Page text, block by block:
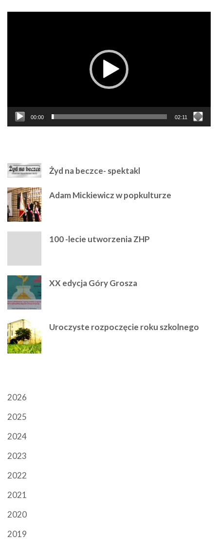
00:00 02:11
Żyd na beczce- spektakl
Adam Mickiewicz w popkulturze
100 -lecie utworzenia ZHP
XX edycja Góry Grosza
Uroczyste rozpoczęcie roku szkolnego
2026
2025
2024
2023
2022
2021
2020
2019